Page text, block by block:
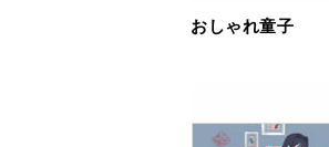
おしゃれ童子